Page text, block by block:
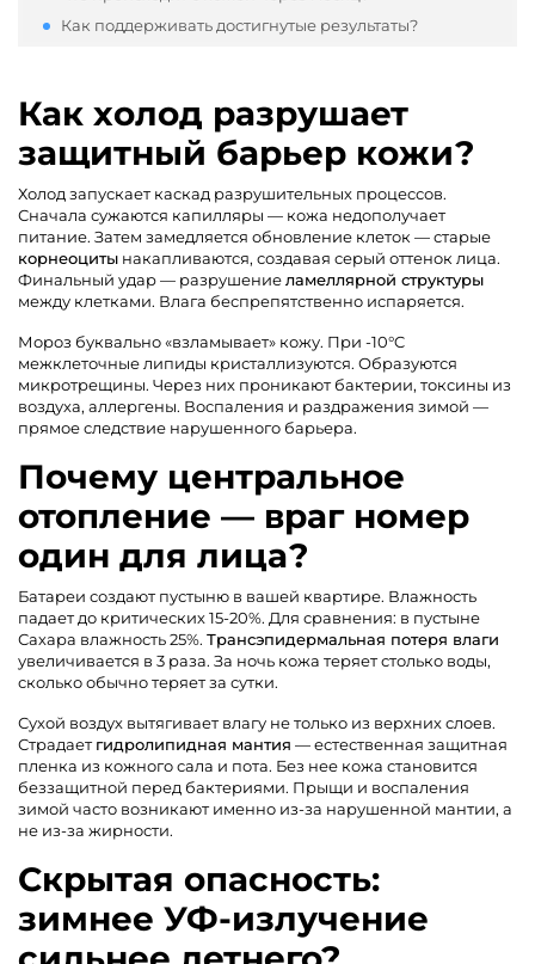
Как поддерживать достигнутые результаты?
Как холод разрушает
защитный барьер кожи?
Холод запускает каскад разрушительных процессов.
Сначала сужаются капилляры — кожа недополучает
питание. Затем замедляется обновление клеток — старые
корнеоциты накапливаются, создавая серый оттенок лица.
Финальный удар — разрушение ламеллярной структуры
между клетками. Влага беспрепятственно испаряется.
Мороз буквально «взламывает» кожу. При -10°C
межклеточные липиды кристаллизуются. Образуются
микротрещины. Через них проникают бактерии, токсины из
воздуха, аллергены. Воспаления и раздражения зимой —
прямое следствие нарушенного барьера.
Почему центральное
отопление — враг номер
один для лица?
Батареи создают пустыню в вашей квартире. Влажность
падает до критических 15-20%. Для сравнения: в пустыне
Сахара влажность 25%. Трансэпидермальная потеря влаги
увеличивается в 3 раза. За ночь кожа теряет столько воды,
сколько обычно теряет за сутки.
Сухой воздух вытягивает влагу не только из верхних слоев.
Страдаетгидролипидная мантия — естественная защитная
пленка из кожного сала и пота. Без нее кожа становится
беззащитной перед бактериями. Прыщи и воспаления
зимой часто возникают именно из-за нарушенной мантии, а
не из-за жирности.
Скрытая опасность:
зимнее УФ-излучение